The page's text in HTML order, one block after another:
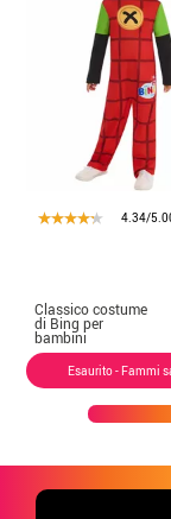
4.34/
Classico costume
di Bing per
bambini
Esaurito - Fammi